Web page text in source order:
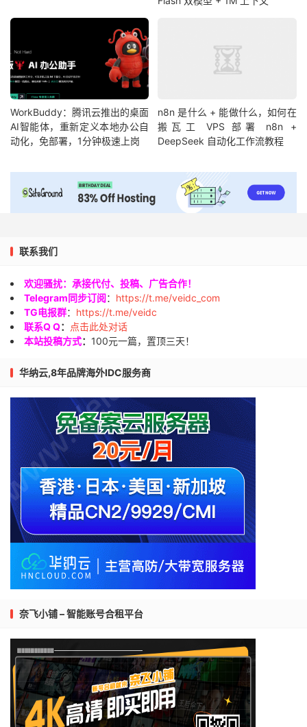
WorkBuddy：腾讯云推出的桌面
AI智能体，重新定义本地办公自
动化，免部署，1分钟极速上岗
n8n 是什么 + 能做什么，如何在
搬瓦工 VPS 部署 n8n +
DeepSeek 自动化工作流教程
联系我们
欢迎骚扰：承接代付、投稿、广告合作！
Telegram同步订阅： https://t.me/veidc_com
TG电报群： https://t.me/veidc
联系Q Q：
点击此处对话
本站投稿方式： 100元一篇，置顶三天！
华纳云,8年品牌海外IDC服务商
奈飞小铺 – 智能账号合租平台